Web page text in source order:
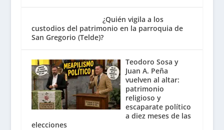
¿Quién vigila a los
custodios del patrimonio en la parroquia de
San Gregorio (Telde)?
Teodoro Sosa y
Juan A. Peña
vuelven al altar:
patrimonio
religioso y
escaparate político
a diez meses de las
elecciones